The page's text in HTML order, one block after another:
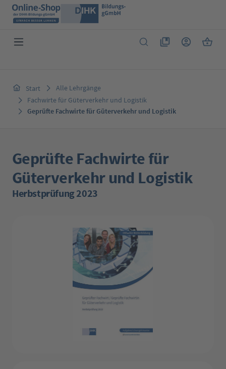
Zum Hauptinhalt springen
Du hast 0 Produkte
Start
Alle Lehrgänge
Fachwirte für Güterverkehr und Logistik
Geprüfte Fachwirte für Güterverkehr und Logistik
Geprüfte Fachwirte für
Güterverkehr und Logistik
Herbstprüfung 2023